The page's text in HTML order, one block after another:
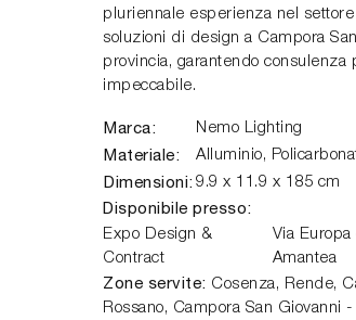
pluriennale esperienza nel
soluzioni di design a Campora
provincia, garantendo consulenza
impeccabile.
Marca: Nemo Lighting
Materiale: Alluminio,
Dimensioni: 9.9 x 11.9 x 185 cm
Disponibile presso:
Expo Design &
Contract
Via Europa
Amantea
Zone servite: Cosenza, Rende,
Rossano, Campora San Giovanni -